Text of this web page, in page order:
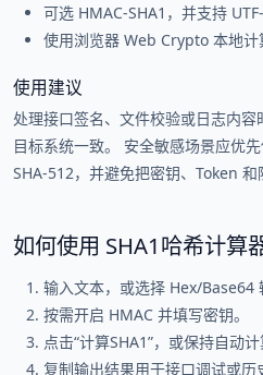
可选 HMAC-SHA1，并支持
使用浏览器 Web Crypto 本地计
使用建议
处理接口签名、文件校验或日志内
目标系统一致。 安全敏感场景应优
SHA-512，并避免把密钥、Token 和
如何使用 SHA1哈希计算
输入文本，或选择 Hex/Base64
按需开启 HMAC 并填写密钥。
点击“计算SHA1”，或保持自动计
复制输出结果用于接口调试或历